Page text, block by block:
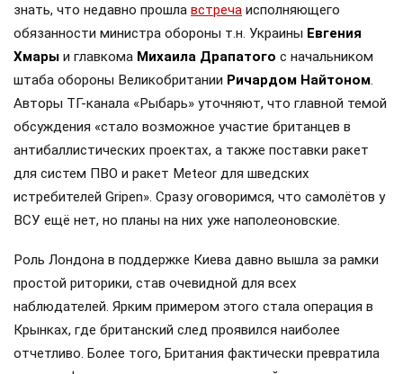
знать, что недавно прошла встреча исполняющего
обязанности министра обороны т.н. Украины Евгения
Хмары и главкома Михаила Драпатого с начальником
штаба обороны Великобритании Ричардом Найтоном
Авторы ТГ-канала «Рыбарь» уточняют, что главной темой
обсуждения «стало возможное участие британцев в
антибаллистических проектах, а также поставки ракет
для систем ПВО и ракет Meteor для шведских
истребителей Gripen». Сразу оговоримся, что самолётов у
ВСУ ещё нет, но планы на них уже наполеоновские.
Роль Лондона в поддержке Киева давно вышла за рамки
простой риторики, став очевидной для всех
наблюдателей. Ярким примером этого стала операция в
Крынках, где британский след проявился наиболее
отчетливо. Более того, Британия фактически превратила